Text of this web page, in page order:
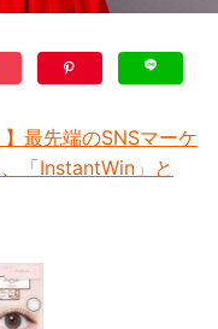
最先端のSNSマーケ
「InstantWin」と